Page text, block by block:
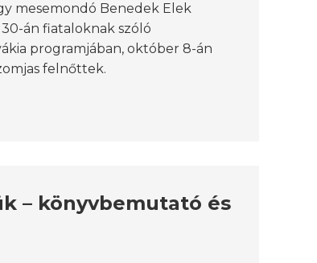
mesemondó Benedek Elek
án fiataloknak szóló
programjában, október 8-án
felnőttek.
– könyvbemutató és